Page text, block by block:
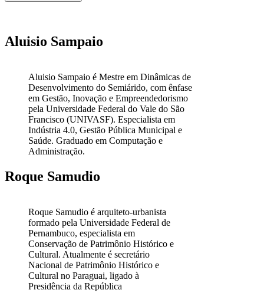
Aluisio Sampaio
Aluisio Sampaio é Mestre em Dinâmicas de
Desenvolvimento do Semiárido, com ênfase
em Gestão, Inovação e Empreendedorismo
pela Universidade Federal do Vale do São
Francisco (UNIVASF). Especialista em
Indústria 4.0, Gestão Pública Municipal e
Saúde. Graduado em Computação e
Administração.
Roque Samudio
Roque Samudio é arquiteto-urbanista
formado pela Universidade Federal de
Pernambuco, especialista em
Conservação de Patrimônio Histórico e
Cultural. Atualmente é secretário
Nacional de Patrimônio Histórico e
Cultural no Paraguai, ligado à
Presidência da República